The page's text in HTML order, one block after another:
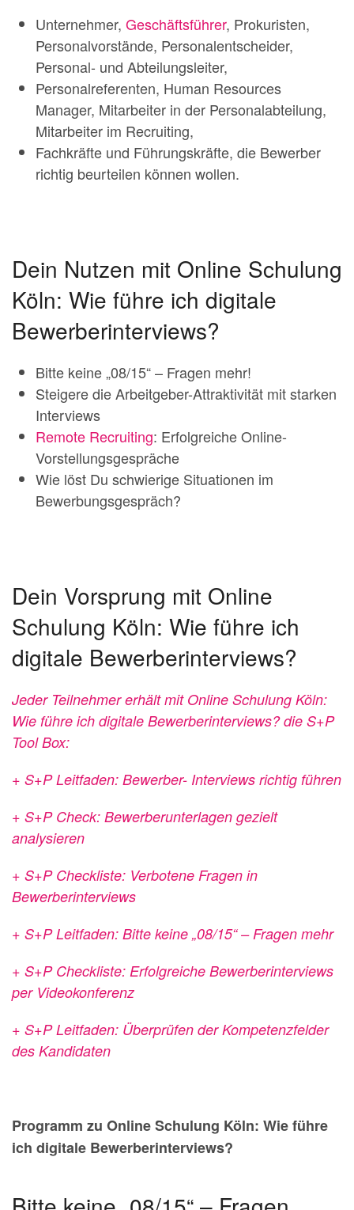
Unternehmer, Geschäftsführer, Prokuristen,
Personalvorstände, Personalentscheider,
Personal- und Abteilungsleiter,
Personalreferenten, Human Resources
Manager, Mitarbeiter in der Personalabteilung,
Mitarbeiter im Recruiting,
Fachkräfte und Führungskräfte, die Bewerber
richtig beurteilen können wollen.
Dein Nutzen mit Online Schulung
Köln: Wie führe ich digitale
Bewerberinterviews?
Bitte keine „08/15“ – Fragen mehr!
Steigere die Arbeitgeber-Attraktivität mit starken
Interviews
Remote Recruiting: Erfolgreiche Online-
Vorstellungsgespräche
Wie löst Du schwierige Situationen im
Bewerbungsgespräch?
Dein Vorsprung mit Online
Schulung Köln: Wie führe ich
digitale Bewerberinterviews?
Jeder Teilnehmer erhält mit Online Schulung Köln:
Wie führe ich digitale Bewerberinterviews? die S+P
Tool Box:
+ S+P Leitfaden: Bewerber- Interviews richtig führen
+ S+P Check: Bewerberunterlagen gezielt
analysieren
+ S+P Checkliste: Verbotene Fragen in
Bewerberinterviews
+ S+P Leitfaden: Bitte keine „08/15“ – Fragen mehr
+ S+P Checkliste: Erfolgreiche Bewerberinterviews
per Videokonferenz
+ S+P Leitfaden: Überprüfen derKompetenzfelder
des Kandidaten
Programm zu Online Schulung Köln: Wie führe
ich digitale Bewerberinterviews?